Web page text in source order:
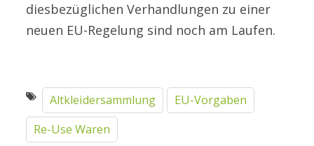
diesbezüglichen Verhandlungen zu einer
neuen EU-Regelung sind noch am Laufen.
Altkleidersammlung
EU-Vorgaben
Re-Use Waren